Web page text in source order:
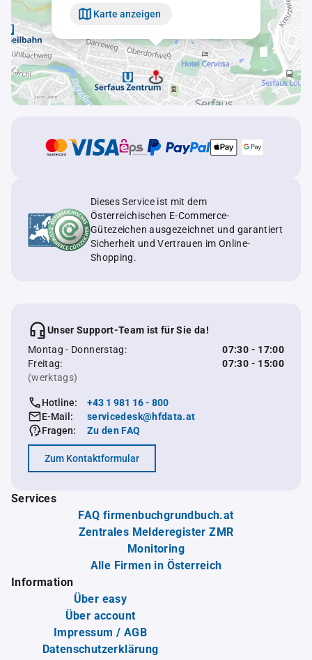
Karte anzeigen
Dieses Service ist mit dem
Österreichischen E-Commerce-
Gütezeichen ausgezeichnet und garantiert
Sicherheit und Vertrauen im Online-
Shopping.
Unser Support-Team ist für Sie da!
Montag - Donnerstag:
07:30 - 17:00
Freitag:
07:30 - 15:00
(werktags)
Hotline:
+43 1 981 16 - 800
E-Mail:
servicedesk@hfdata.at
Fragen:
Zu den FAQ
Zum Kontaktformular
Services
FAQ firmenbuchgrundbuch.at
Zentrales Melderegister ZMR
Monitoring
Alle Firmen in Österreich
Information
Über easy
Über account
Impressum / AGB
Datenschutzerklärung